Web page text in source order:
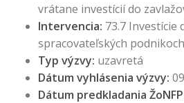
vrátane investícií do
Intervencia: 73.7 Investície
spracovateľských podnikoch
Typ výzvy: uzavretá
Dátum vyhlásenia výzvy:
Dátum predkladania